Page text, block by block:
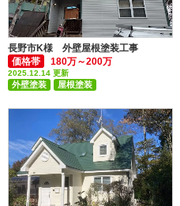
長野市K様 外壁屋根塗装工事
価格帯
180万～200万
2025.12.14 更新
外壁塗装
屋根塗装